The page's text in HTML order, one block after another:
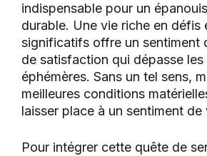
indispensable pour un
durable. Une vie riche en défis
significatifs offre un sentiment
de satisfaction qui dépasse les
éphémères. Sans un tel sens,
meilleures conditions
laisser place à un sentiment de
Pour intégrer cette quête de